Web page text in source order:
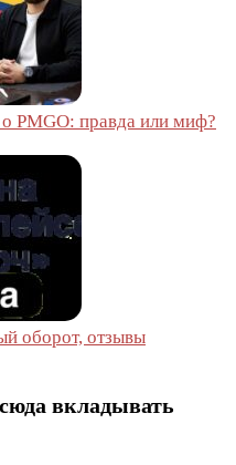
PMGO: правда или миф?
оборот, отзывы
вкладывать